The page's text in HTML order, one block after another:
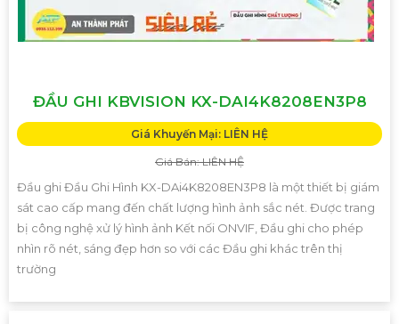
ĐẦU GHI KBVISION KX-DAI4K8208EN3P8
Giá Khuyến Mại: LIÊN HỆ
Giá Bán: LIÊN HỆ
Đầu ghi Đầu Ghi Hình KX-DAi4K8208EN3P8 là một thiết bị giám
sát cao cấp mang đến chất lượng hình ảnh sắc nét. Được trang
bị công nghệ xử lý hình ảnh Kết nối ONVIF, Đầu ghi cho phép
nhìn rõ nét, sáng đẹp hơn so với các Đầu ghi khác trên thị
trường